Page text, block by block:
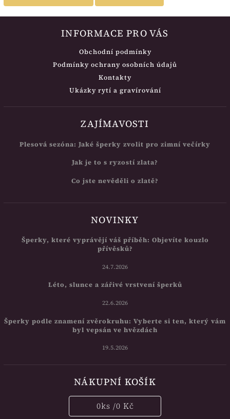
INFORMACE PRO VÁS
Obchodní podmínky
Podmínky ochrany osobních údajů
Kontakty
Ukázky rytí a gravírování
ZAJÍMAVOSTI
Plesová sezóna: Jaké šperky zvolit pro zimní večírky
Jak je to s ryzostí zlata?
Co jste nevěděli o zlatě?
NOVINKY
Šperky, které vyprávějí váš příběh: Objevíte kouzlo
přívěsků?
24.7.2026
Léto, slunce a zářivé vrstvení šperků
22.6.2026
Šperky podle znamení zvěrokruhu: Vyberte si ten, který vám
byl vepsán ve hvězdách
19.5.2026
NÁKUPNÍ KOŠÍK
0ks /0 Kč